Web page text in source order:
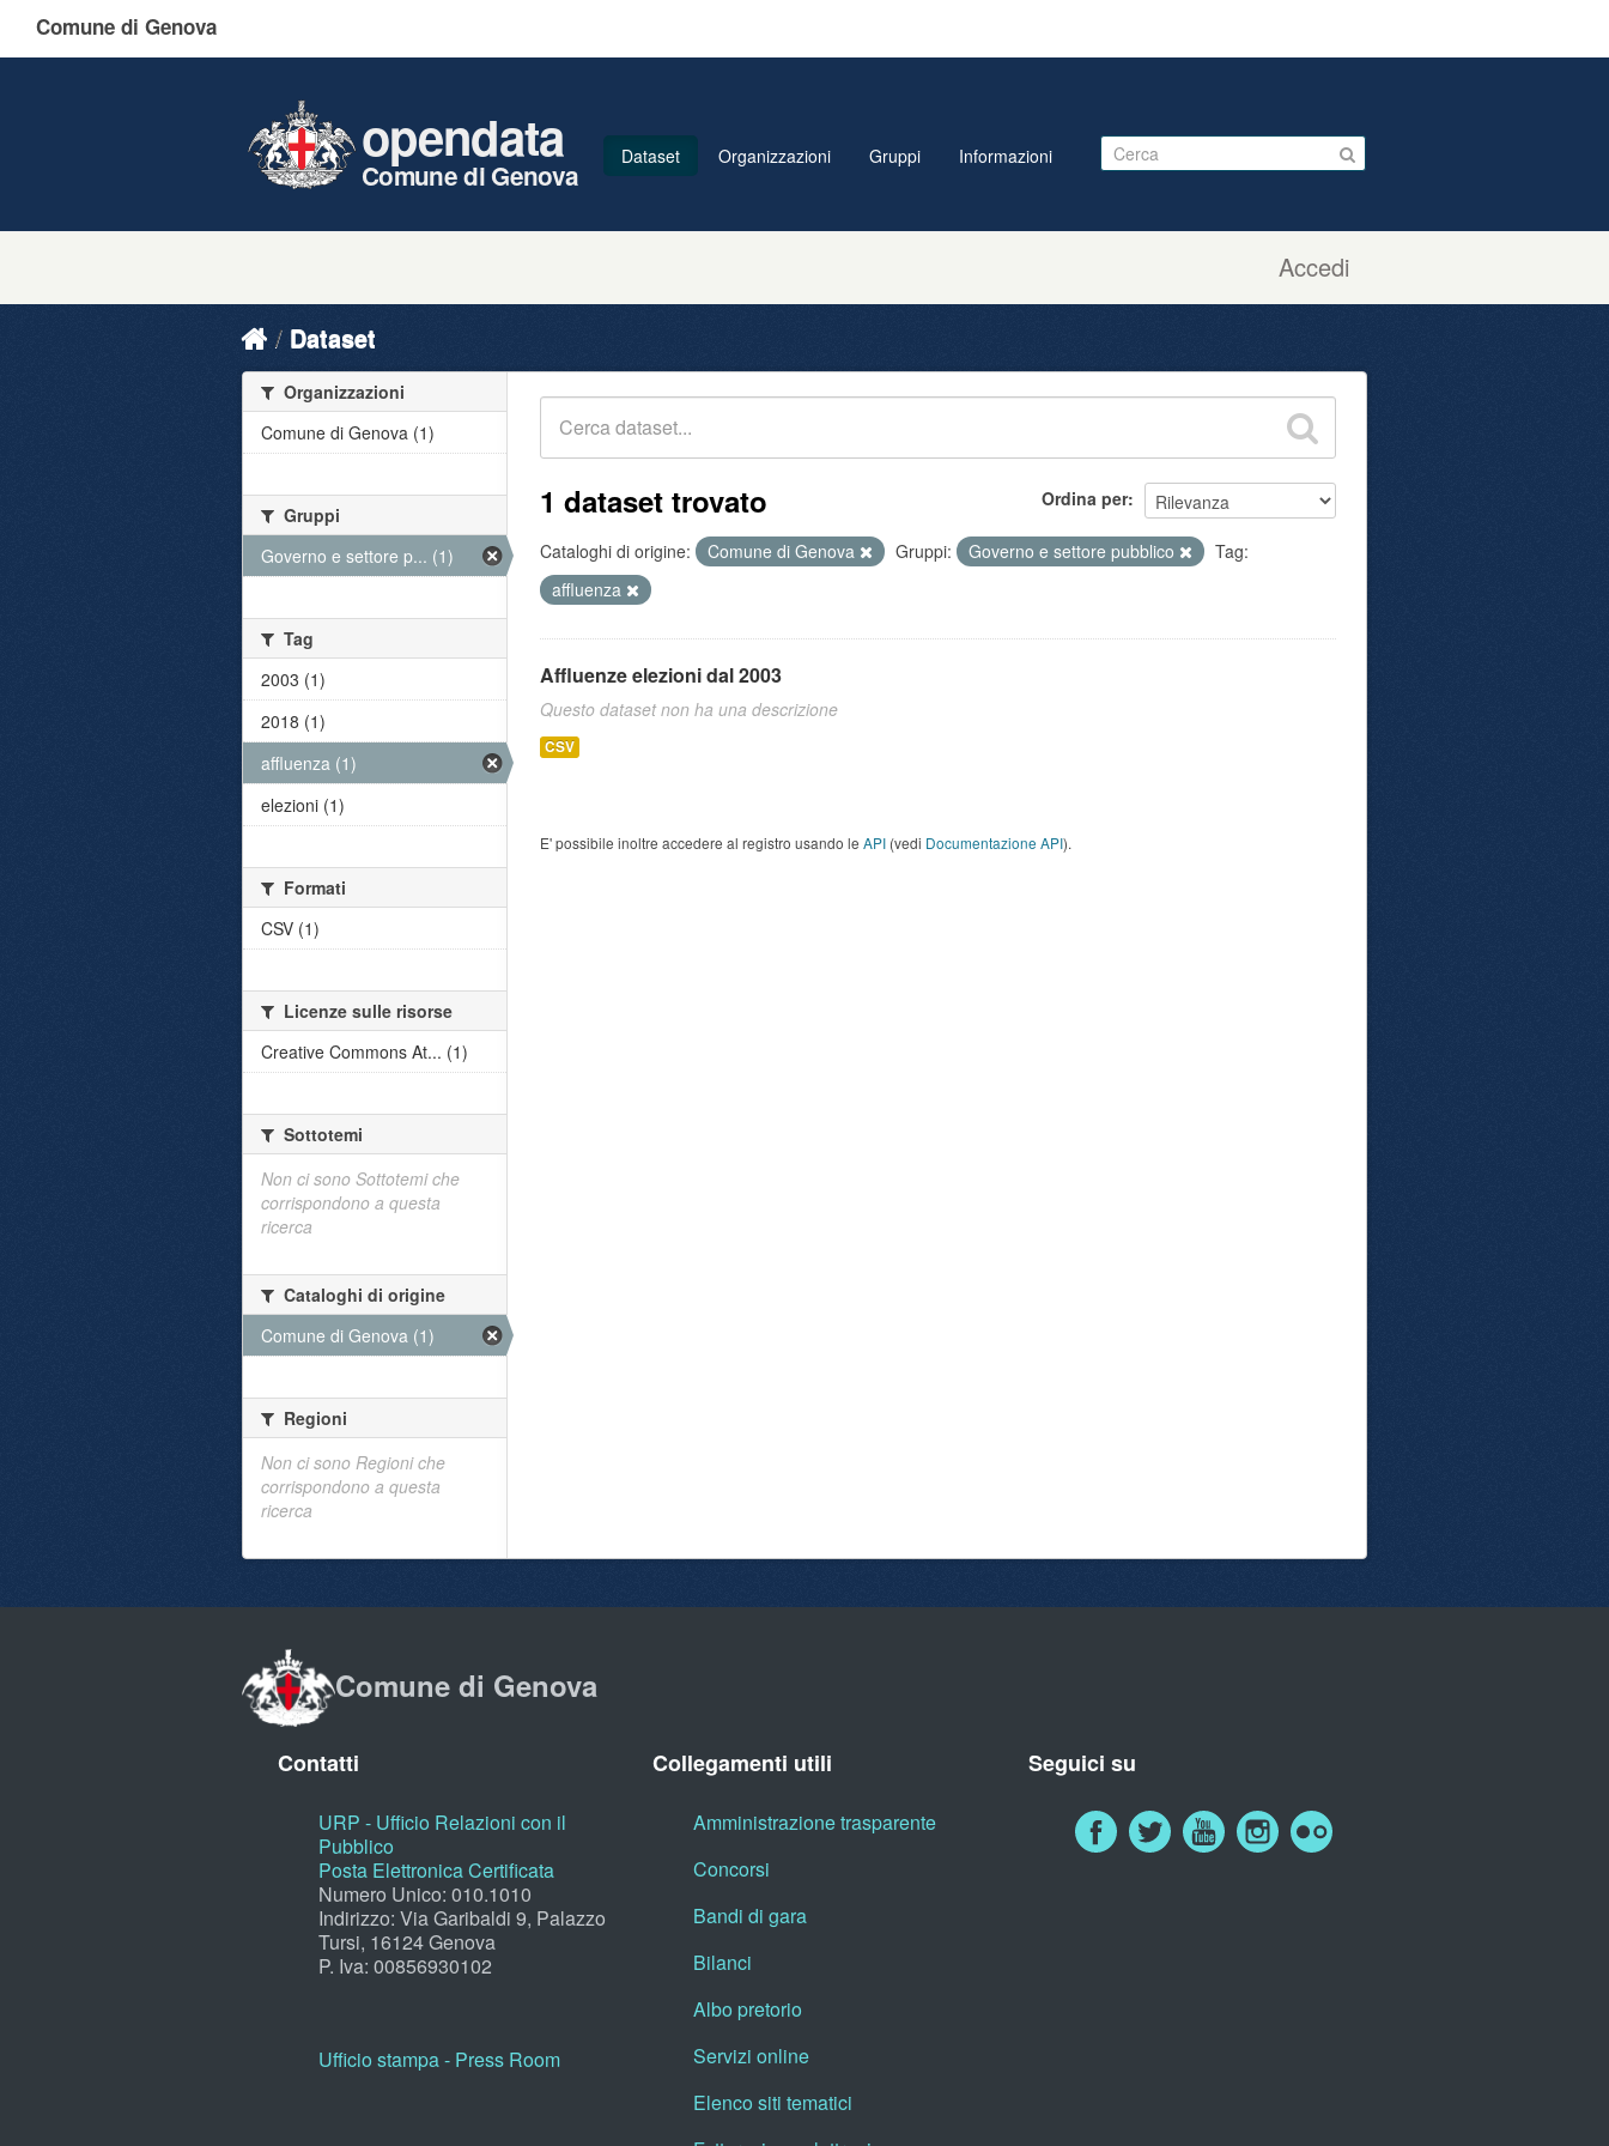
Comune di Genova
Accedi
opendata
Comune di Genova
Dataset Organizzazioni Gruppi Informazioni
Dataset
Ordina per
1 dataset trovato
Cataloghi di origine: Comune di Genova Gruppi: Governo e settore pubblico
Tag:
affluenza
Affluenze elezioni dal 2003
Questo dataset non ha una descrizione
CSV
E' possibile inoltre accedere al registro usando le API (vedi Documentazione API).
Organizzazioni
Comune di Genova (1)
Gruppi
Governo e settore p... (1)
Tag
2003 (1)
2018 (1)
affluenza (1)
elezioni (1)
Formati
CSV (1)
Licenze sulle risorse
Creative Commons At... (1)
Sottotemi
Non ci sono Sottotemi che
corrispondono a questa
ricerca
Cataloghi di origine
Comune di Genova (1)
Regioni
Non ci sono Regioni che
corrispondono a questa
ricerca
Comune di Genova
Contatti
URP - Ufficio Relazioni con il
Pubblico
Posta Elettronica Certificata
Numero Unico: 010.1010
Indirizzo: Via Garibaldi 9, Palazzo
Tursi, 16124 Genova
P. Iva: 00856930102
Ufficio stampa - Press Room
Collegamenti utili
Amministrazione trasparente
Concorsi
Bandi di gara
Bilanci
Albo pretorio
Servizi online
Elenco siti tematici
Seguici su